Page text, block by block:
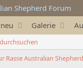
Galerie
Rasse Australian Shepherd